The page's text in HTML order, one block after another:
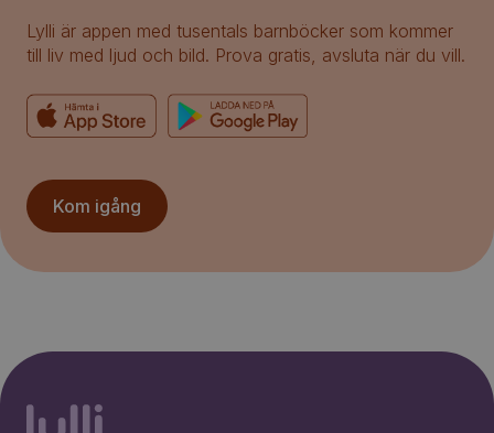
Lylli är appen med tusentals barnböcker som kommer
till liv med ljud och bild. Prova gratis, avsluta när du vill.
Kom igång